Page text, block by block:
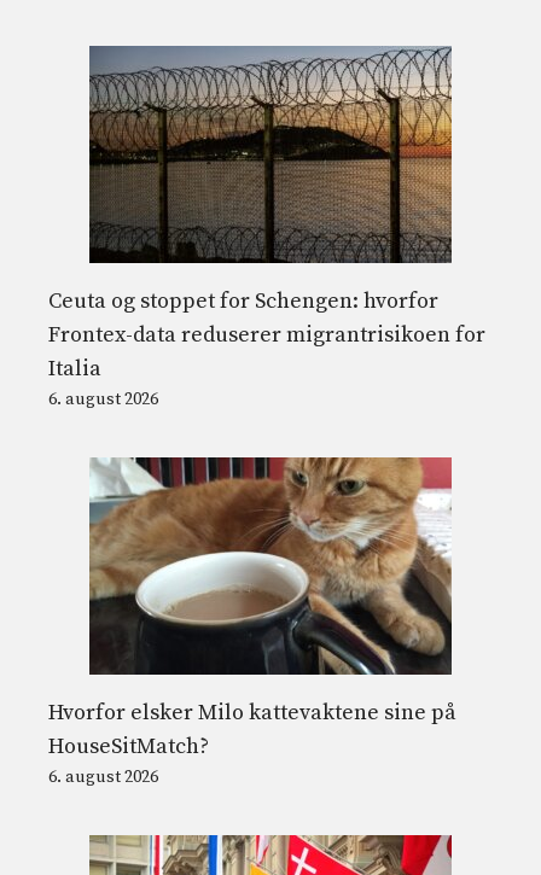
Ceuta og stoppet for Schengen: hvorfor
Frontex-data reduserer migrantrisikoen for
Italia
6. august 2026
Hvorfor elsker Milo kattevaktene sine på
HouseSitMatch?
6. august 2026